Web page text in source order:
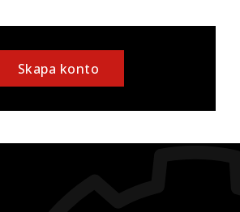
Skapa konto